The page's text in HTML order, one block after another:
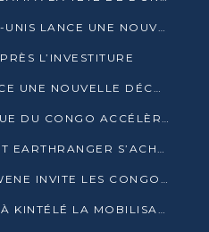
L’AMBASSADE DES ÉTATS-UNIS LANCE UNE NOUVELLE COHORTE DU PROGRAMME ACCESS MICRO-SCHOLARSHIP
L’INVESTITURE
TOTAL ENERGIES ANNONCE UNE NOUVELLE DÉCOUVERTE D’HYDROCARBURES SUR LE PERMIS MOHO AU LARGE DU CONGO
HUAWEI ET LA RÉPUBLIQUE DU CONGO ACCÉLÈRENT LEUR PARTENARIAT
BIODIVERSITÉ : LE PROJET EARTHRANGER S’ACHÈVE, MAIS LES DÉFIS DEMEURENT
LE FAN CLUB KANDZA MWENE INVITE LES CONGOLAIS À UNE FORTE AFFLUENCE AU STADE DE KINTÉLÉ
NINON GOUAMBA LANCE À KINTÉLÉ LA MOBILISATION POUR L’INVESTITURE DR DSN